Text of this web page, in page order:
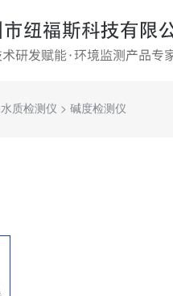
水质检测仪 > 碱度检测仪